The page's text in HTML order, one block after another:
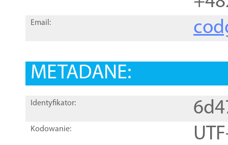
Email:
METADANE:
Identyfikator:
Kodowanie: